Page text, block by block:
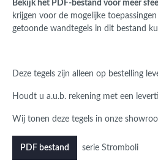
Bekijk het PDF-bestand voor meer
krijgen voor de mogelijke
getoonde wandtegels in dit bestand
Deze tegels zijn alleen op bestelling
Houdt u a.u.b. rekening met een
Wij tonen deze tegels in onze
PDF bestand serie Stromboli